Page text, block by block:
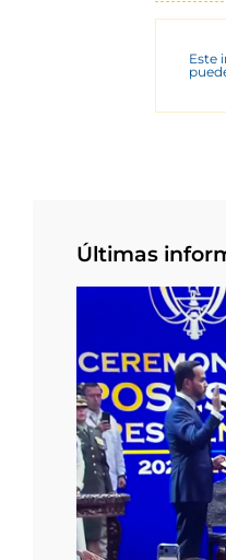
Este
Últimas